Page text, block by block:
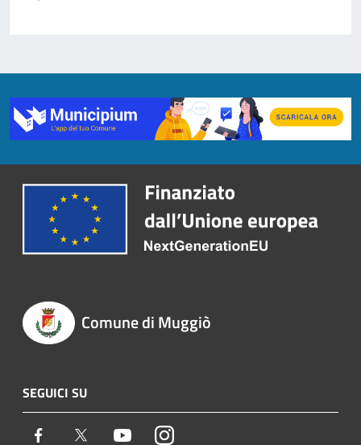
Comune di Muggiò
SEGUICI SU
Facebook Twitter YoutubeInstagram